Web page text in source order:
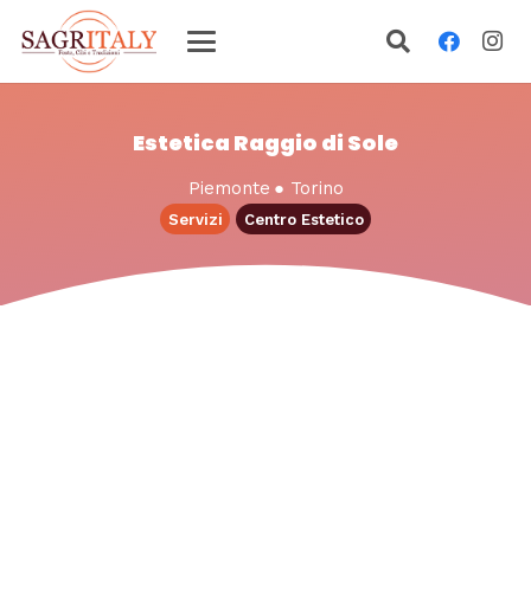
Estetica Raggio di Sole
Piemonte ● Torino
Servizi Centro Estetico